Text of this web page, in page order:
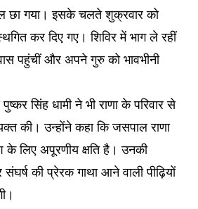
छा गया। इसके चलते शुक्रवार को
कर दिए गए। शिविर में भाग ले रहीं
पहुंचीं और अपने गुरु को भावभीनी
सिंह धामी ने भी राणा के परिवार से
की। उन्होंने कहा कि जसपाल राणा
लिए अपूरणीय क्षति है। उनकी
की प्रेरक गाथा आने वाली पीढ़ियों